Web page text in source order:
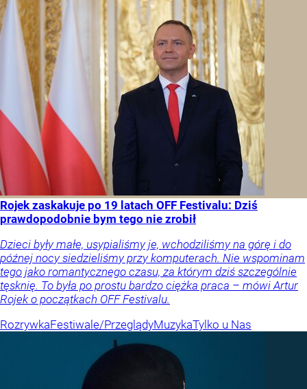
Rojek zaskakuje po 19 latach OFF Festivalu: Dziś
prawdopodobnie bym tego nie zrobił
Dzieci były małe, usypialiśmy je, wchodziliśmy na górę i do
późnej nocy siedzieliśmy przy komputerach. Nie wspominam
tego jako romantycznego czasu, za którym dziś szczególnie
tęsknię. To była po prostu bardzo ciężka praca – mówi Artur
Rojek o początkach OFF Festivalu.
RozrywkaFestiwale/PrzeglądyMuzykaTylko u Nas